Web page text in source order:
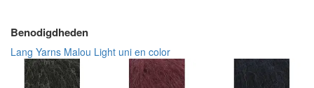
Benodigdheden
Lang Yarns Malou Light uni en color